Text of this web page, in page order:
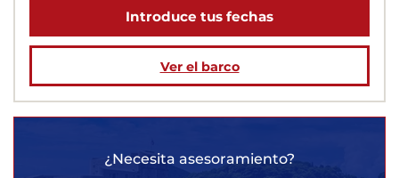
Introduce tus fechas
Ver el barco
¿Necesita asesoramiento?